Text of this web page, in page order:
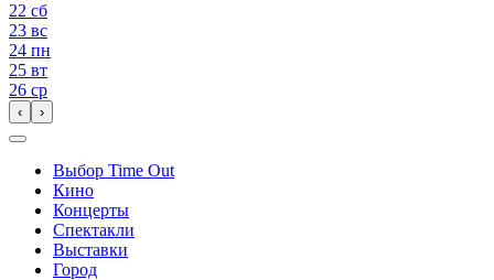
22 сб
23 вс
24 пн
25 вт
26 ср
‹ ›
Выбор Time Out
Кино
Концерты
Спектакли
Выставки
Город